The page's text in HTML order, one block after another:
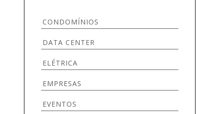
CONDOMÍNIOS
DATA CENTER
ELÉTRICA
EMPRESAS
EVENTOS